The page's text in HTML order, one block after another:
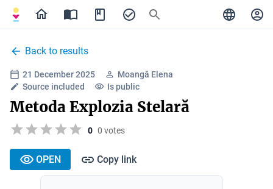
Back to results
21 December 2025
Moangă Elena
Source included
Is public
Metoda Explozia Stelară
0 0 votes
OPEN Copy link